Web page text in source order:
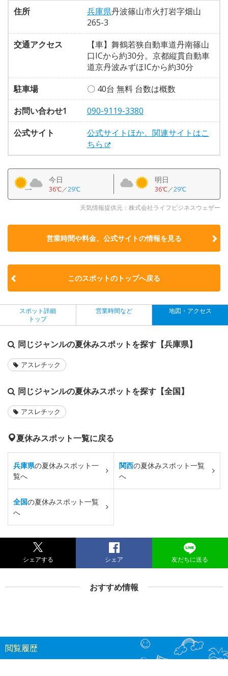
住所 兵庫県丹波篠山市火打岩字畑山
265-3
交通アクセス
【車】舞鶴若狭自動車道丹南篠山
口ICから約30分。京都縦貫自動車
道京丹波みずほICから約30分
駐車場
〇 40台 無料 台数は概数
お問い合わせ1
090-9119-3380
公式サイト
公式サイトほか、関連サイトはこ
ちら
今日
36℃／29℃
明日
36℃／29℃
天気情報提供元：株式会社ライフビジネスウェザー
営業時間や料金、公式サイトの情報を見る
このスポットのトップへ戻る
スポット詳細
トップ
営業時間など 地図・アクセス
同じジャンルの夏休みスポットを探す【兵庫県】
アスレチック
同じジャンルの夏休みスポットを探す【全国】
アスレチック
夏休みスポット一覧に戻る
兵庫県の夏休みスポット一
覧へ
関西の夏休みスポット一覧
へ
全国の夏休みスポット一覧
へ
シェアする シェア 友だちに送る
おすすめ情報
閲覧履歴